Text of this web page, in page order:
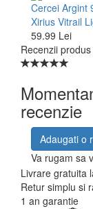
Cercei Argint
Xirius Vitrail
59.99 Lei
Recenzii produs
recenzie
Adaugati o
Va rugam sa
Livrare gratuita
Retur simplu si
1 an garantie